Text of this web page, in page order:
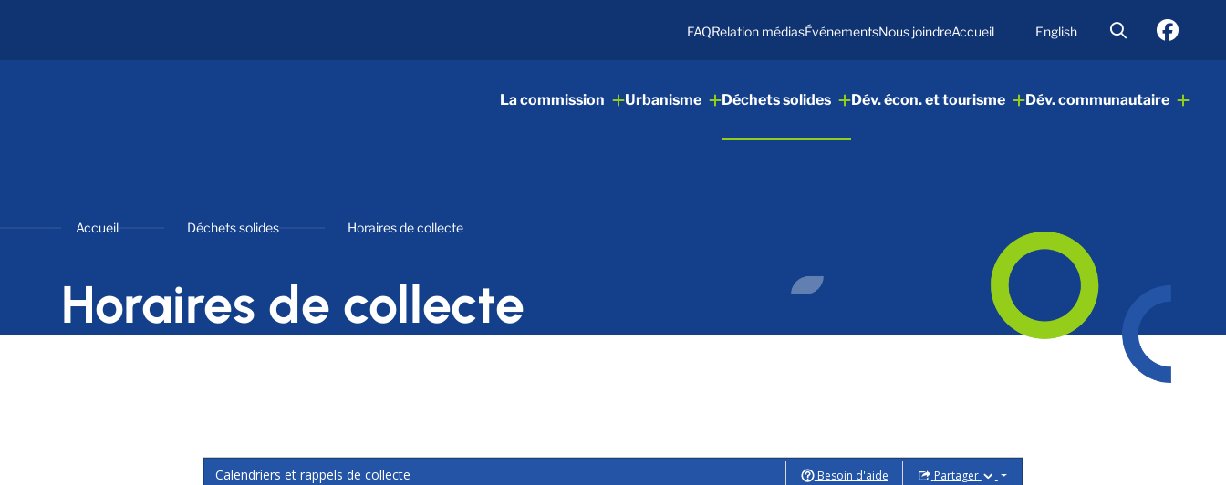
FAQRelation médiasÉvénementsNous joindreAccueil English
La commission Urbanisme Déchets solides Dév. écon. et tourisme Dév. communautaire
Accueil Déchets solides Horaires de collecte
Horaires de collecte
Besoin d'aide Partager
Calendriers et rappels de collecte